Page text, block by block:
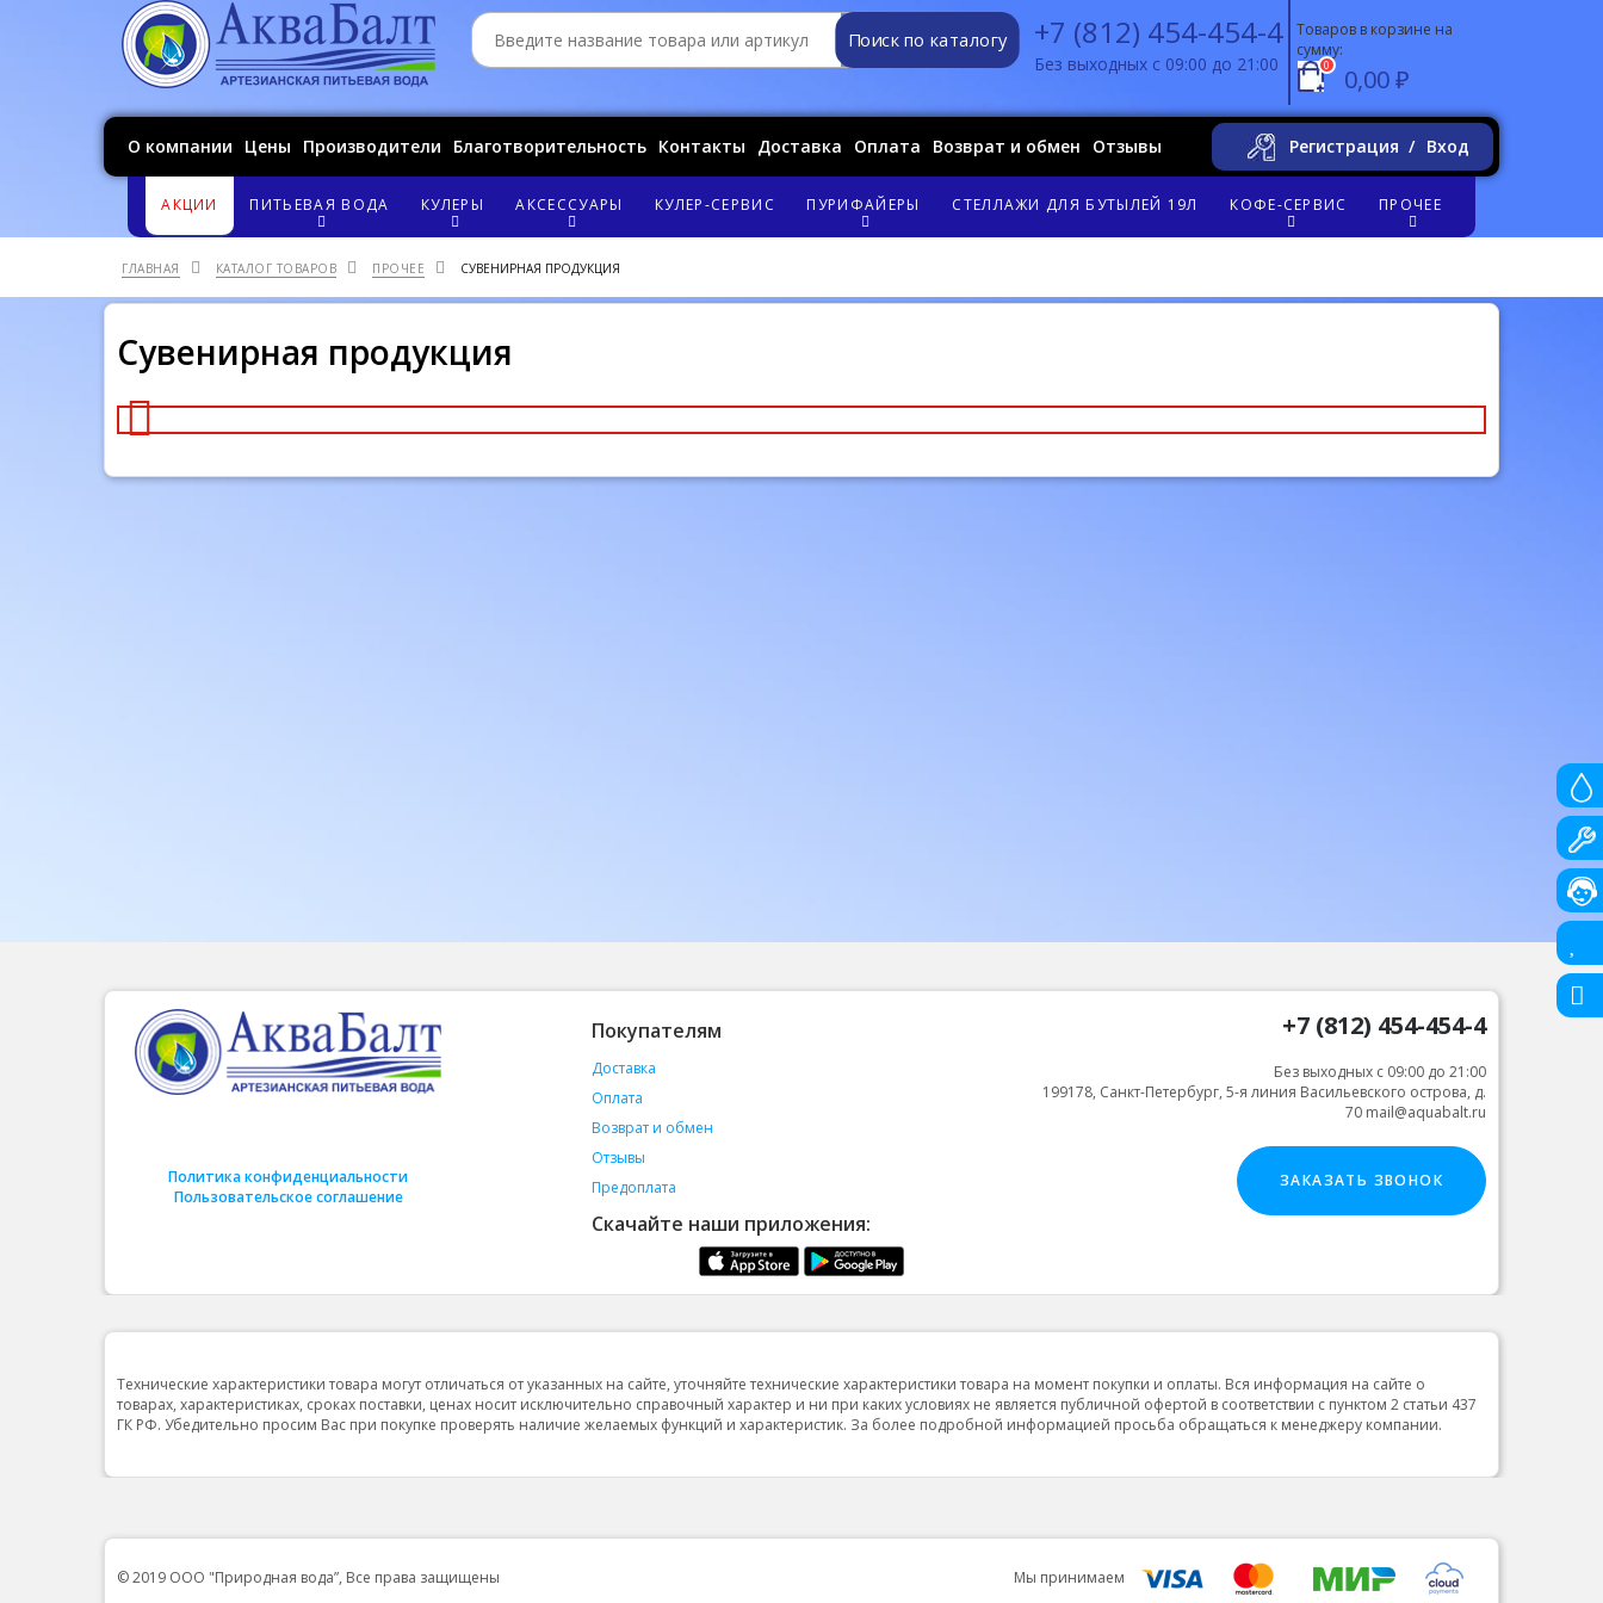
Поиск по каталогу +7 (812) 454-454-4
Без выходных с 09:00 до 21:00
Товаров в корзине на
сумму:
0 0,00 ₽
О компании Цены Производители Благотворительность Контакты Доставка Оплата Возврат и обмен Отзывы Регистрация Вход
АКЦИИ ПИТЬЕВАЯ ВОДА КУЛЕРЫ АКСЕССУАРЫ КУЛЕР-СЕРВИС ПУРИФАЙЕРЫ СТЕЛЛАЖИ ДЛЯ БУТЫЛЕЙ 19Л КОФЕ-СЕРВИС ПРОЧЕЕ
ГЛАВНАЯ КАТАЛОГ ТОВАРОВ ПРОЧЕЕ СУВЕНИРНАЯ ПРОДУКЦИЯ
Сувенирная продукция
Политика конфиденциальности
Пользовательское соглашение
Покупателям
Доставка
Оплата
Возврат и обмен
Отзывы
Предоплата
Скачайте наши приложения:
+7 (812) 454-454-4
Без выходных с 09:00 до 21:00
199178, Санкт-Петербург, 5-я линия Васильевского острова, д.
70 mail@aquabalt.ru
ЗАКАЗАТЬ ЗВОНОК
Технические характеристики товара могут отличаться от указанных на сайте, уточняйте технические характеристики товара на момент покупки и оплаты. Вся информация на сайте о
товарах, характеристиках, сроках поставки, ценах носит исключительно справочный характер и ни при каких условиях не является публичной офертой в соответствии с пунктом 2 статьи 437
ГК РФ. Убедительно просим Вас при покупке проверять наличие желаемых функций и характеристик. За более подробной информацией просьба обращаться к менеджеру компании.
© 2019 ООО "Природная вода”, Все права защищены Мы принимаем